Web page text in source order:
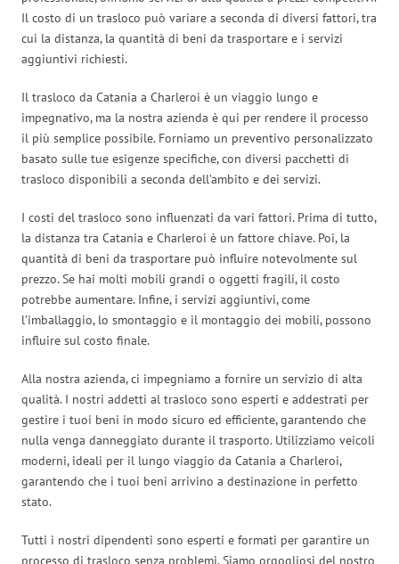
Il costo di un trasloco può variare a seconda di diversi fattori, tra
cui la distanza, la quantità di beni da trasportare e i servizi
aggiuntivi richiesti.
Il trasloco da Catania a Charleroi è un viaggio lungo e
impegnativo, ma la nostra azienda è qui per rendere il processo
il più semplice possibile. Forniamo un preventivo personalizzato
basato sulle tue esigenze specifiche, con diversi pacchetti di
trasloco disponibili a seconda dell’ambito e dei servizi.
I costi del trasloco sono influenzati da vari fattori. Prima di tutto,
la distanza tra Catania e Charleroi è un fattore chiave. Poi, la
quantità di beni da trasportare può influire notevolmente sul
prezzo. Se hai molti mobili grandi o oggetti fragili, il costo
potrebbe aumentare. Infine, i servizi aggiuntivi, come
l’imballaggio, lo smontaggio e il montaggio dei mobili, possono
influire sul costo finale.
Alla nostra azienda, ci impegniamo a fornire un servizio di alta
qualità. I nostri addetti al trasloco sono esperti e addestrati per
gestire i tuoi beni in modo sicuro ed efficiente, garantendo che
nulla venga danneggiato durante il trasporto. Utilizziamo veicoli
moderni, ideali per il lungo viaggio da Catania a Charleroi,
garantendo che i tuoi beni arrivino a destinazione in perfetto
stato.
Tutti i nostri dipendenti sono esperti e formati per garantire un
processo di trasloco senza problemi. Siamo orgogliosi del nostro